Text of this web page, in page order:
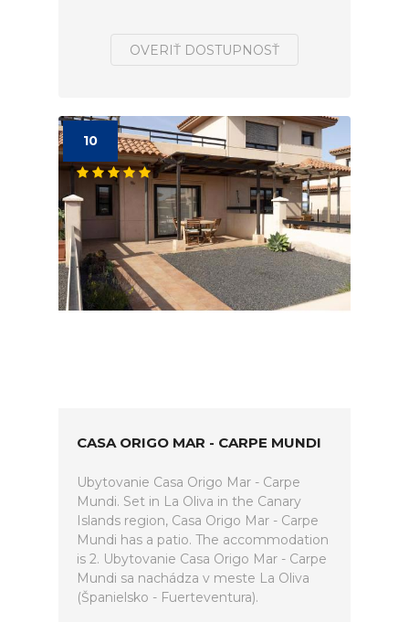
OVERIŤ DOSTUPNOSŤ
10
CASA ORIGO MAR - CARPE MUNDI
Ubytovanie Casa Origo Mar - Carpe
Mundi. Set in La Oliva in the Canary
Islands region, Casa Origo Mar - Carpe
Mundi has a patio. The accommodation
is 2. Ubytovanie Casa Origo Mar - Carpe
Mundi sa nachádza v meste La Oliva
(Španielsko - Fuerteventura).